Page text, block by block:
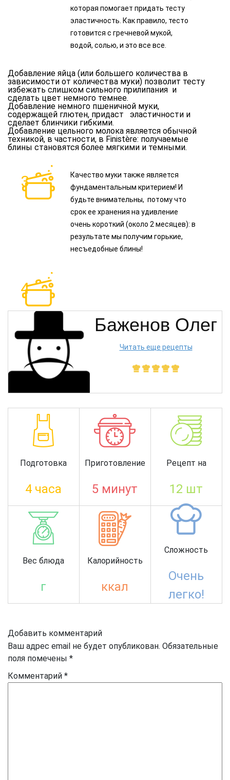
которая помогает придать тесту
эластичность. Как правило, тесто
готовится с гречневой мукой,
водой, солью, и это все все.
Добавление яйца (или большего количества в
зависимости от количества муки) позволит тесту
избежать слишком сильного прилипания и
сделать цвет немного темнее.
Добавление немного пшеничной муки,
содержащей глютен, придаст эластичности и
сделает блинчики гибкими.
Добавление цельного молока является обычной
техникой, в частности, в Finistère: получаемые
блины становятся более мягкими и темными.
Качество муки также является
фундаментальным критерием! И
будьте внимательны, потому что
срок ее хранения на удивление
очень короткий (около 2 месяцев): в
результате мы получим горькие,
несъедобные блины!
Баженов Олег
Читать еще рецепты
Подготовка
4 часа
Приготовление
5 минут
Рецепт на
12 шт
Вес блюда
г
Калорийность
ккал
Сложность
Очень
легко!
Добавить комментарий
Ваш адрес email не будет опубликован. Обязательные
поля помечены *
Комментарий *